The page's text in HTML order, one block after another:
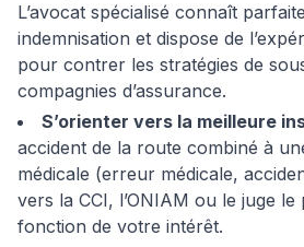
L’avocat spécialisé connaît
indemnisation et dispose de
pour contrer les stratégies de
compagnies d’assurance.
S’orienter vers la meilleure
accident de la route combiné à
médicale (erreur médicale,
vers la CCI, l’ONIAM ou le juge le
fonction de votre intérêt.